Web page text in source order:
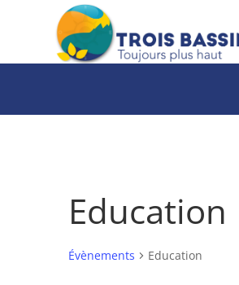
Education
Évènements Education